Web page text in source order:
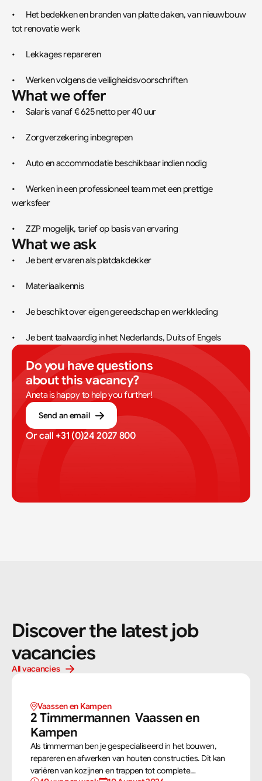
•	Het bedekken en branden van platte daken, van nieuwbouw
tot renovatie werk
•	Lekkages repareren
•	Werken volgens de veiligheidsvoorschriften
What we offer
•	Salaris vanaf € 625 netto per 40 uur
•	Zorgverzekering inbegrepen
•	Auto en accommodatie beschikbaar indien nodig
•	Werken in een professioneel team met een prettige
werksfeer
•	ZZP mogelijk, tarief op basis van ervaring
What we ask
•	Je bent ervaren als platdakdekker
•	Materiaalkennis
•	Je beschikt over eigen gereedschap en werkkleding
•	Je bent taalvaardig in het Nederlands, Duits of Engels
Do you have questions
about this vacancy?
Aneta is happy to help you further!
Send an email
Or call +31 (0)24 2027 800
Discover the latest job
vacancies
All vacancies
Vaassen en Kampen
2 Timmermannen  Vaassen en
Kampen
Als timmerman ben je gespecialiseerd in het bouwen,
repareren en afwerken van houten constructies. Dit kan
variëren van kozijnen en trappen tot complete